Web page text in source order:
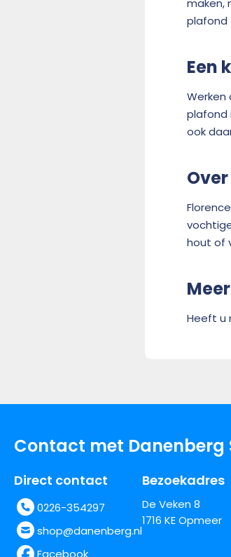
maken,
plafond
Een
plafond
ook
hout of
Heeft u
Contact met Danenberg
Direct contact
0226-354297
shop@danenberg.nl
Facebook
Bezoekadres
De Veken 8
1716 KE Opmeer